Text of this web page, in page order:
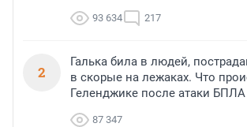
93 634 217
2
Галька била в людей,
в скорые на лежаках. Что
Геленджике после атаки БПЛА
87 347